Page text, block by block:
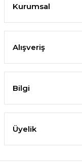
Kurumsal
Alışveriş
Bilgi
Üyelik